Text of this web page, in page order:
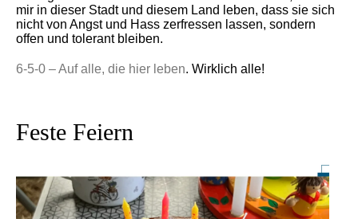
mir in dieser Stadt und diesem Land leben, dass sie sich
nicht von Angst und Hass zerfressen lassen, sondern
offen und tolerant bleiben.
6-5-0 – Auf alle, die hier leben. Wirklich alle!
Feste Feiern